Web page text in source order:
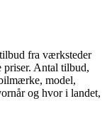
fra værksteder
priser. Antal tilbud,
model,
og hvor i landet,